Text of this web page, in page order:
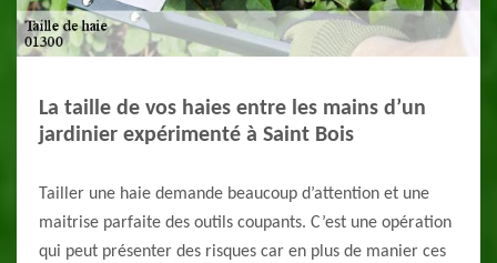
La taille de vos haies entre les mains d’un
jardinier expérimenté à Saint Bois
Tailler une haie demande beaucoup d’attention et une
maitrise parfaite des outils coupants. C’est une opération
qui peut présenter des risques car en plus de manier ces